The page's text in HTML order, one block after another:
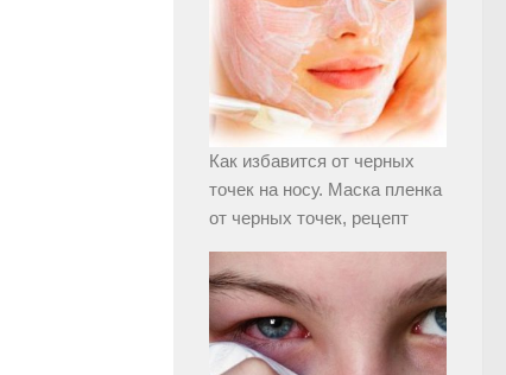
Как избавится от черных
точек на носу. Маска пленка
от черных точек, рецепт